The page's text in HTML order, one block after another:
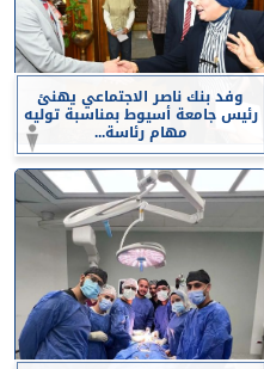
وفد بنك ناصر الاجتماعي يهنئ
رئيس جامعة أسيوط بمناسبة توليه
مهام رئاسة...